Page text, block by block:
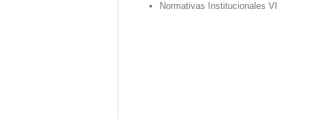
Normativas Institucionales VI